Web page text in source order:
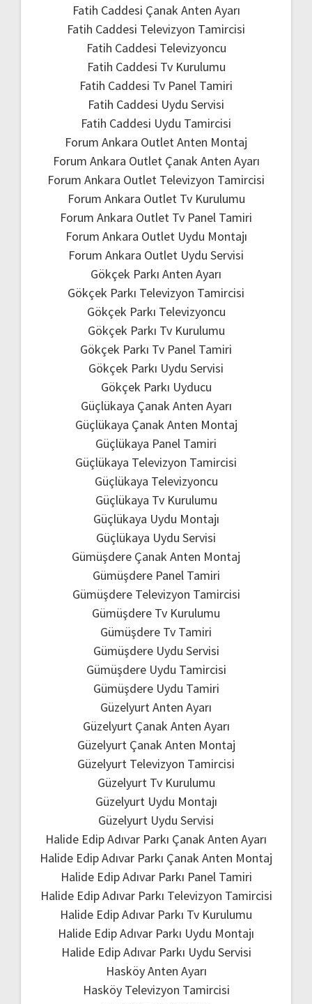
Fatih Caddesi Çanak Anten Ayarı
Fatih Caddesi Televizyon Tamircisi
Fatih Caddesi Televizyoncu
Fatih Caddesi Tv Kurulumu
Fatih Caddesi Tv Panel Tamiri
Fatih Caddesi Uydu Servisi
Fatih Caddesi Uydu Tamircisi
Forum Ankara Outlet Anten Montaj
Forum Ankara Outlet Çanak Anten Ayarı
Forum Ankara Outlet Televizyon Tamircisi
Forum Ankara Outlet Tv Kurulumu
Forum Ankara Outlet Tv Panel Tamiri
Forum Ankara Outlet Uydu Montajı
Forum Ankara Outlet Uydu Servisi
Gökçek Parkı Anten Ayarı
Gökçek Parkı Televizyon Tamircisi
Gökçek Parkı Televizyoncu
Gökçek Parkı Tv Kurulumu
Gökçek Parkı Tv Panel Tamiri
Gökçek Parkı Uydu Servisi
Gökçek Parkı Uyducu
Güçlükaya Çanak Anten Ayarı
Güçlükaya Çanak Anten Montaj
Güçlükaya Panel Tamiri
Güçlükaya Televizyon Tamircisi
Güçlükaya Televizyoncu
Güçlükaya Tv Kurulumu
Güçlükaya Uydu Montajı
Güçlükaya Uydu Servisi
Gümüşdere Çanak Anten Montaj
Gümüşdere Panel Tamiri
Gümüşdere Televizyon Tamircisi
Gümüşdere Tv Kurulumu
Gümüşdere Tv Tamiri
Gümüşdere Uydu Servisi
Gümüşdere Uydu Tamircisi
Gümüşdere Uydu Tamiri
Güzelyurt Anten Ayarı
Güzelyurt Çanak Anten Ayarı
Güzelyurt Çanak Anten Montaj
Güzelyurt Televizyon Tamircisi
Güzelyurt Tv Kurulumu
Güzelyurt Uydu Montajı
Güzelyurt Uydu Servisi
Halide Edip Adıvar Parkı Çanak Anten Ayarı
Halide Edip Adıvar Parkı Çanak Anten Montaj
Halide Edip Adıvar Parkı Panel Tamiri
Halide Edip Adıvar Parkı Televizyon Tamircisi
Halide Edip Adıvar Parkı Tv Kurulumu
Halide Edip Adıvar Parkı Uydu Montajı
Halide Edip Adıvar Parkı Uydu Servisi
Hasköy Anten Ayarı
Hasköy Televizyon Tamircisi